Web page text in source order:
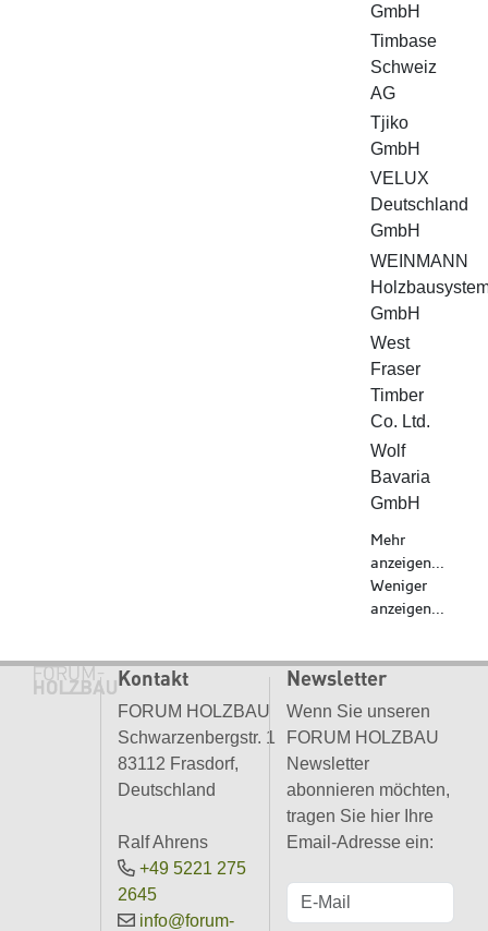
GmbH
Timbase
Schweiz
AG
Tjiko
GmbH
VELUX
Deutschland
GmbH
WEINMANN
GmbH
West
Fraser
Timber
Co. Ltd.
Wolf
Bavaria
GmbH
Mehr
anzeigen...
Weniger
anzeigen...
Kontakt
FORUM HOLZBAU
Schwarzenbergstr. 1
83112 Frasdorf,
Deutschland
Ralf Ahrens
+49 5221 275
2645
info@forum-
Newsletter
Wenn Sie unseren
FORUM HOLZBAU
Newsletter
abonnieren möchten,
tragen Sie hier Ihre
Email-Adresse ein: